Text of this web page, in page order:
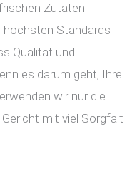
Zutaten
höchsten Standards
Qualität und
es darum geht, Ihre
wir nur die
mit viel Sorgfalt